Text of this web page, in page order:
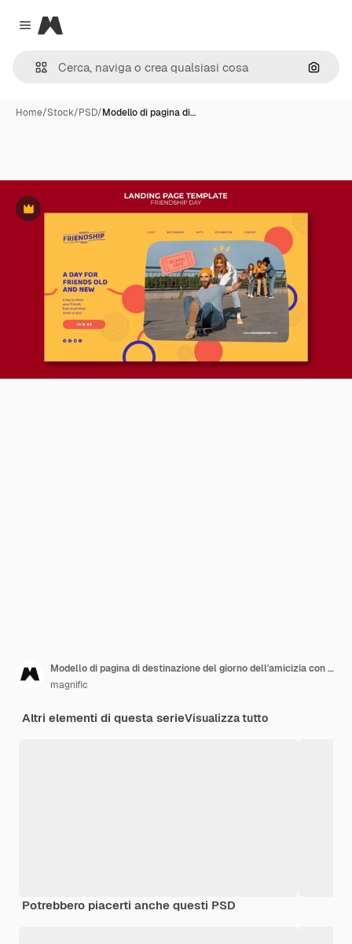
Close menu
Magnific
Cerca
Home/Stock/PSD/Modello di pagina di…
Premium
Modello di pagina di destinazione del giorno dell'amicizia con design a cerchi
magnific
Altri elementi di questa serieVisualizza tutto
Potrebbero piacerti anche questi PSD